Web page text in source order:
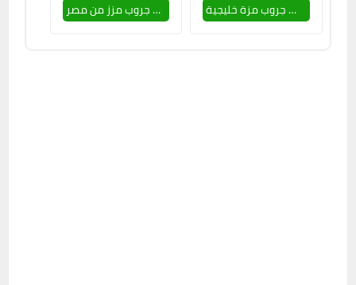
جروب مزز من مصر 🥵🔥 جروب مزة خليجية 🥵💕